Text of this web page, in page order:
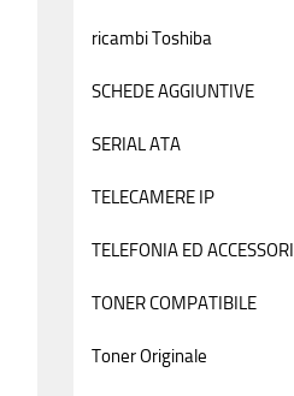
ricambi Toshiba
SCHEDE AGGIUNTIVE
SERIAL ATA
TELECAMERE IP
TELEFONIA ED ACCESSORI
TONER COMPATIBILE
Toner Originale